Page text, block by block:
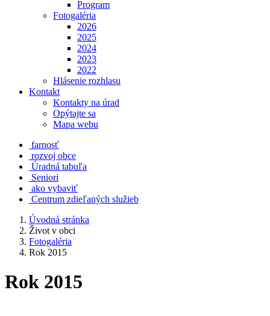
Program
Fotogaléria
2026
2025
2024
2023
2022
Hlásenie rozhlasu
Kontakt
Kontakty na úrad
Opýtajte sa
Mapa webu
farnosť
rozvoj obce
Úradná tabuľa
Seniori
ako vybaviť
Centrum zdieľaných služieb
Úvodná stránka
Život v obci
Fotogaléria
Rok 2015
Rok 2015